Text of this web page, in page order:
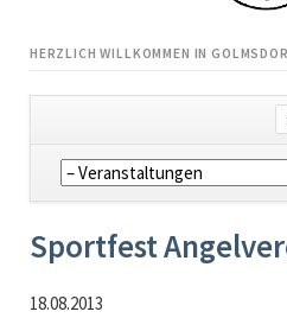
HERZLICH WILLKOMMEN IN
Navigation
überspringen
Sportfest
18.08.2013